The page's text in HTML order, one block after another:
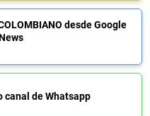
desde Google
canal de Whatsapp